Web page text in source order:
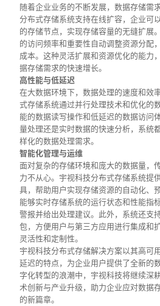
随着企业业务的不断发展，数据存储需
分布式存储系统支持在线扩容，企业可
的存储节点，实现存储容量的无缝扩展
的访问频率和重要性自动调整资源分配
成本。这种灵活扩展和资源优化的能力
据存储需求的快速增长。
高性能与低延迟
在大数据环境下，数据处理的速度和效
式存储系统通过并行处理技术和优化的
能的数据读写操作和低延迟的数据访问
量处理还是实时数据的快速分析，系统
样化的数据处理需求。
智能化管理与运维
面对复杂的存储环境和庞大的数据量，
力不从心。宇视科技分布式存储系统提
具，帮助用户实现存储资源的自动化、
能够实时存储系统的运行状态和性能指
警报并给出处理建议。此外，系统还支
包，方便用户与第三方应用进行集成和
灵活性和定制性。
宇视科技分布式存储解决方案以其高可
延迟的特点，为企业用户提供了全新的
字化转型的浪潮中，宇视科技将继续深
术创新与产业升级，助力企业应对数据
的新篇章。